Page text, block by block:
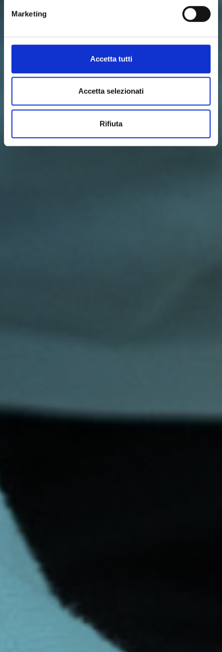
Marketing
Accetta tutti
Accetta selezionati
Rifiuta